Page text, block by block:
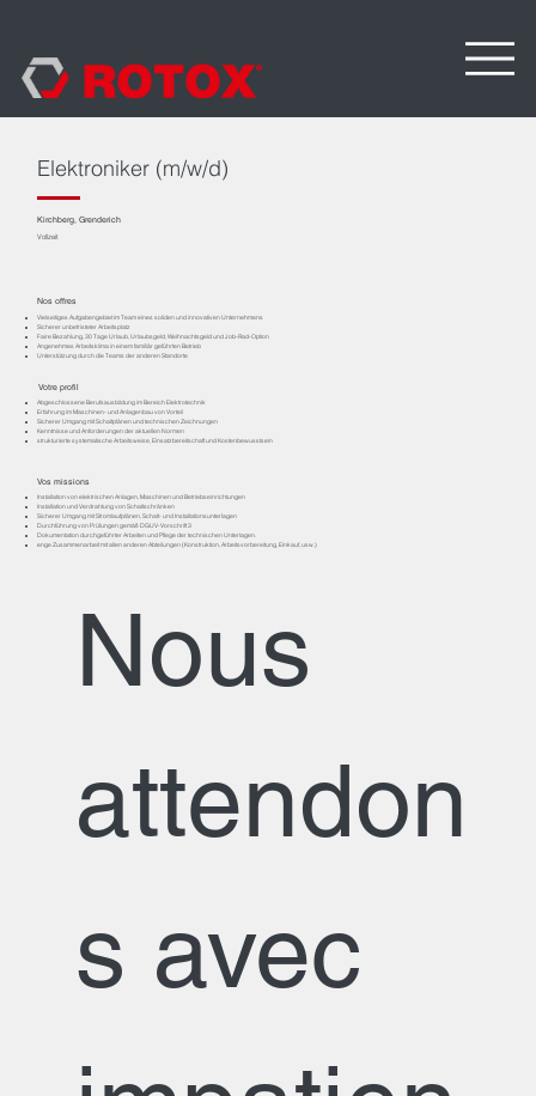
Elektroniker (m/w/d)
Kirchberg, Grenderich
Vollzeit
Nous
attendon
s avec
Nos offres
Vielseitiges Aufgabengebiet im Team eines soliden und innovativen Unternehmens
Sicherer unbefristeter Arbeitsplatz
Faire Bezahlung, 30 Tage Urlaub, Urlaubsgeld, Weihnachtsgeld und Job-Rad-Option
Angenehmes Arbeitsklima in einem familiär geführten Betrieb
Unterstützung durch die Teams der anderen Standorte
Votre profil
Abgeschlossene Berufsausbildung im Bereich Elektrotechnik
Erfahrung im Maschinen- und Anlagenbau von Vorteil
Sicherer Umgang mit Schaltplänen und technischen Zeichnungen
Kenntnisse und Anforderungen der aktuellen Normen
strukturierte systematische Arbeitsweise, Einsatzbereitschaft und Kostenbewusstsein
Vos missions
Installation von elektrischen Anlagen, Maschinen und Betriebseinrichtungen
Installation und Verdrahtung von Schaltschränken
Sicherer Umgang mit Stromlaufplänen, Schalt- und Installationsunterlagen
Durchführung von Prüfungen gemäß DGUV-Vorschrift 3
Dokumentation durchgeführter Arbeiten und Pflege der technischen Unterlagen.
enge Zusammenarbeit mit allen anderen Abteilungen (Konstruktion, Arbeitsvorbereitung, Einkauf, usw.)